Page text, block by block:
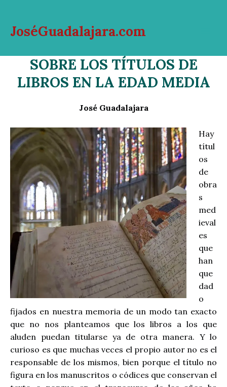
contenido
JoséGuadalajara.com
SOBRE LOS TÍTULOS DE
LIBROS EN LA EDAD MEDIA
José Guadalajara
Hay
títul
os
de
obra
s
med
ieval
es
que
han
que
dad
o
fijados en nuestra memoria de un modo tan exacto
que no nos planteamos que los libros a los que
aluden puedan titularse ya de otra manera. Y lo
curioso es que muchas veces el propio autor no es el
responsable de los mismos, bien porque el título no
figura en los manuscritos o códices que conservan el